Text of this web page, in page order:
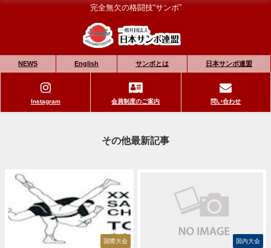
完全無欠の格闘技“サンボ”
NEWS English サンボとは 日本サンボ連盟
Instagram 会員制度のご案内 問い合わせ
その他最新記事
国際大会 国内大会